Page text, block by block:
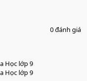
0 đánh giá
Học lớp 9
Học lớp 9